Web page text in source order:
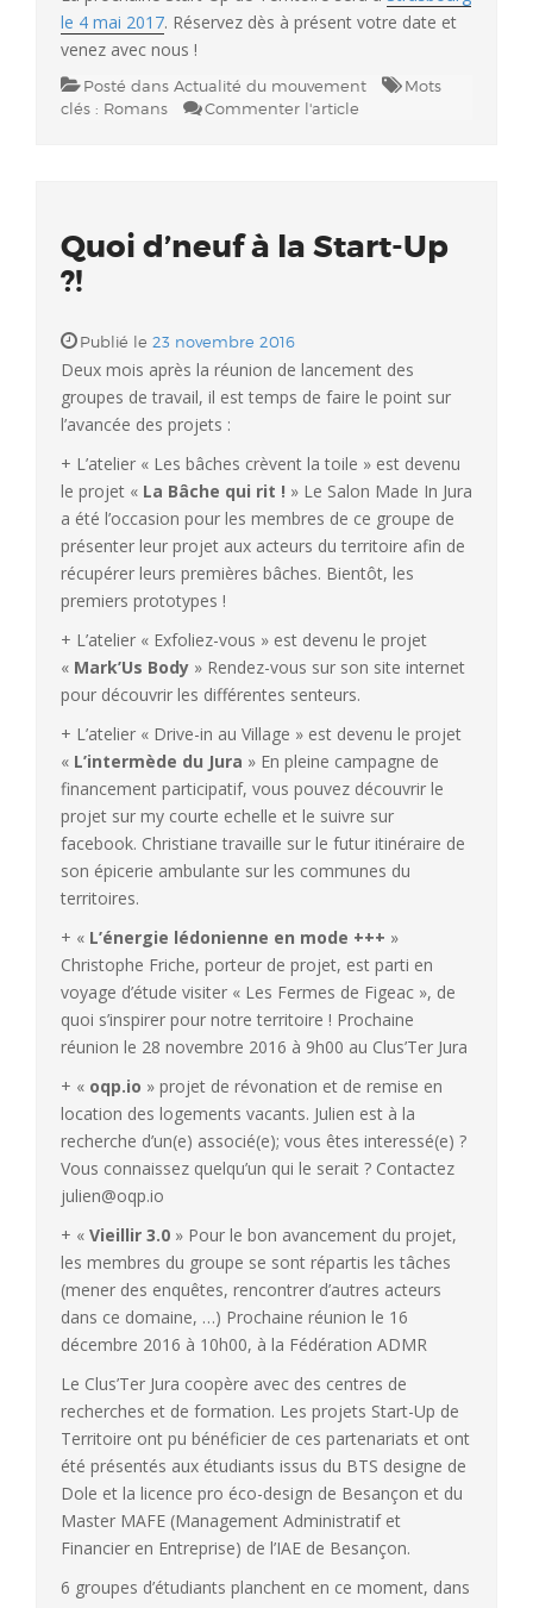
le 4 mai 2017. Réservez dès à présent votre date et
venez avec nous !
Posté dans Actualité du mouvement
Mots
clés : Romans Commenter l'article
Quoi d’neuf à la Start-Up
?!
Publié le 23 novembre 2016
Deux mois après la réunion de lancement des
groupes de travail, il est temps de faire le point sur
l’avancée des projets :
+ L’atelier « Les bâches crèvent la toile » est devenu
le projet « La Bâche qui rit ! » Le Salon Made In Jura
a été l’occasion pour les membres de ce groupe de
présenter leur projet aux acteurs du territoire afin de
récupérer leurs premières bâches. Bientôt, les
premiers prototypes !
+ L’atelier « Exfoliez-vous » est devenu le projet
« Mark’Us Body » Rendez-vous sur son site internet
pour découvrir les différentes senteurs.
+ L’atelier « Drive-in au Village » est devenu le projet
« L’intermède du Jura » En pleine campagne de
financement participatif, vous pouvez découvrir le
projet sur my courte echelle et le suivre sur
facebook. Christiane travaille sur le futur itinéraire de
son épicerie ambulante sur les communes du
territoires.
+ « L’énergie lédonienne en mode +++ »
Christophe Friche, porteur de projet, est parti en
voyage d’étude visiter « Les Fermes de Figeac », de
quoi s’inspirer pour notre territoire ! Prochaine
réunion le 28 novembre 2016 à 9h00 au Clus’Ter Jura
+ « oqp.io » projet de révonation et de remise en
location des logements vacants. Julien est à la
recherche d’un(e) associé(e); vous êtes interessé(e) ?
Vous connaissez quelqu’un qui le serait ? Contactez
julien@oqp.io
+ « Vieillir 3.0 » Pour le bon avancement du projet,
les membres du groupe se sont répartis les tâches
(mener des enquêtes, rencontrer d’autres acteurs
dans ce domaine, …) Prochaine réunion le 16
décembre 2016 à 10h00, à la Fédération ADMR
Le Clus’Ter Jura coopère avec des centres de
recherches et de formation. Les projets Start-Up de
Territoire ont pu bénéficier de ces partenariats et ont
été présentés aux étudiants issus du BTS designe de
Dole et la licence pro éco-design de Besançon et du
Master MAFE (Management Administratif et
Financier en Entreprise) de l’IAE de Besançon.
6 groupes d’étudiants planchent en ce moment, dans